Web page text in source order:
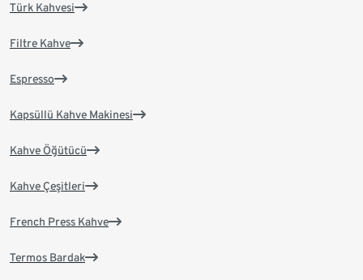
Türk Kahvesi
Filtre Kahve
Espresso
Kapsüllü Kahve Makinesi
Kahve Öğütücü
Kahve Çeşitleri
French Press Kahve
Termos Bardak